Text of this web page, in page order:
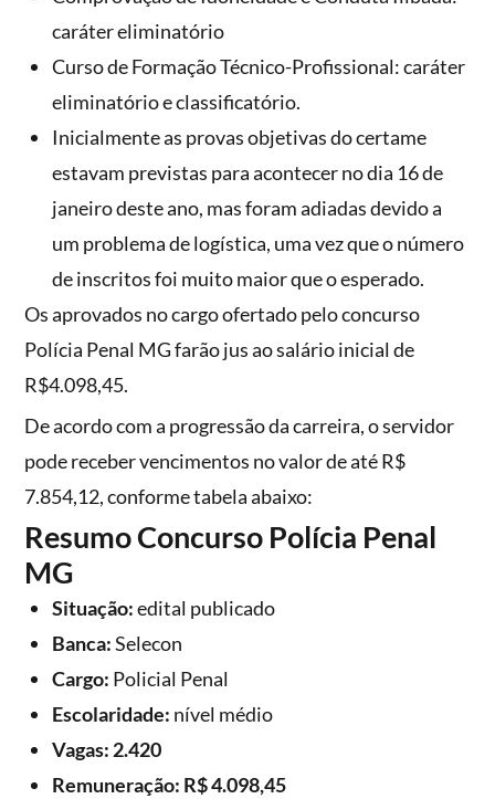
caráter eliminatório
Curso de Formação Técnico-Profissional: caráter
eliminatório e classificatório.
Inicialmente as provas objetivas do certame
estavam previstas para acontecer no dia 16 de
janeiro deste ano, mas foram adiadas devido a
um problema de logística, uma vez que o número
de inscritos foi muito maior que o esperado.
Os aprovados no cargo ofertado pelo concurso
Polícia Penal MG farão jus ao salário inicial de
R$4.098,45.
De acordo com a progressão da carreira, o servidor
pode receber vencimentos no valor de até R$
7.854,12, conforme tabela abaixo:
Resumo Concurso Polícia Penal
MG
Situação:edital publicado
Banca:Selecon
Cargo: Policial Penal
Escolaridade: nível médio
Vagas: 2.420
Remuneração: R$ 4.098,45